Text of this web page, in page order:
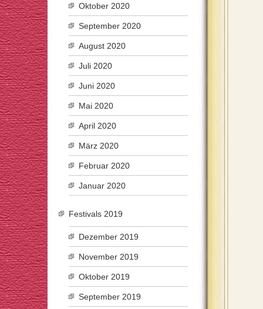
Oktober 2020
September 2020
August 2020
Juli 2020
Juni 2020
Mai 2020
April 2020
März 2020
Februar 2020
Januar 2020
Festivals 2019
Dezember 2019
November 2019
Oktober 2019
September 2019